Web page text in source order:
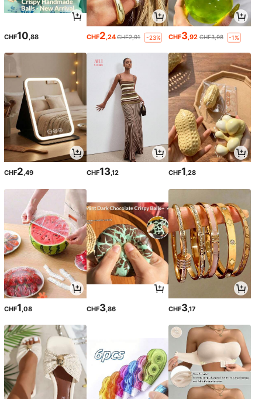
CHF10,88 CHF2,24CHF2,91 -23% CHF3,92 CHF3,98 -1%
CHF2,49 CHF13,12 CHF1,28
CHF1 ,08 CHF3,86 CHF3,17